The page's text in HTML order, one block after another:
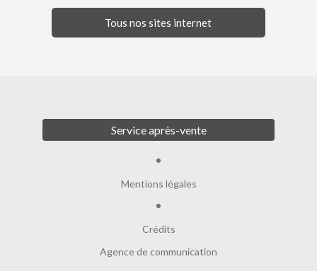
Tous nos sites internet
Service après-vente
Mentions légales
Crédits
Agence de communication